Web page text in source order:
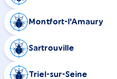
Montfort-l'Amaury
Sartrouville
Triel-sur-Seine